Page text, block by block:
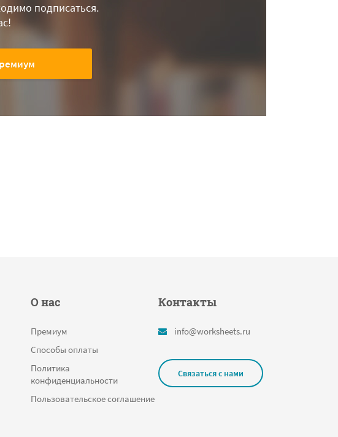
подписаться.
О нас
Премиум
Способы оплаты
Политика
конфиденциальности
Пользовательское соглашение
Контакты
info@worksheets.ru
Связаться с нами